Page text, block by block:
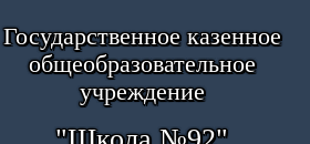
Государственное казенное
общеобразовательное
учреждение